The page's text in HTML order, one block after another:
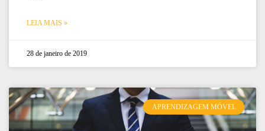
LEIA MAIS »
28 de janeiro de 2019
APRENDIZAGEM MÓVEL